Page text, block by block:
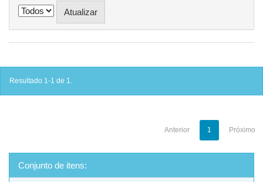
Resultado 1-1 de 1.
Anterior 1 Próximo
Conjunto de itens: